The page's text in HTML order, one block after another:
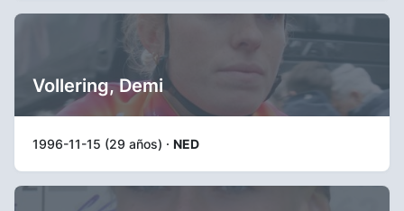
Vollering, Demi
1996-11-15 (29 años) · NED